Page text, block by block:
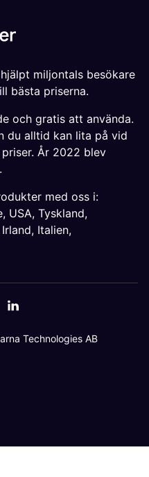
miljontals besökare
bästa priserna.
och gratis att använda.
du alltid kan lita på vid
År 2022 blev
med oss i:
, USA, Tyskland,
Irland, Italien,
Technologies AB